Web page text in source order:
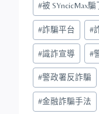
#被 SYncicMax
#詐騙平台 #
#識詐宣導 #
#警政署反詐騙
#金融詐騙手法